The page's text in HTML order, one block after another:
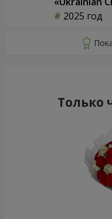
2025 год
Только